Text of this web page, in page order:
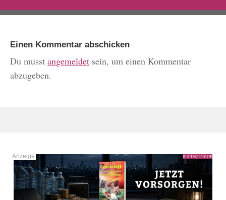
Einen Kommentar abschicken
Du musst angemeldet sein, um einen Kommentar
abzugeben.